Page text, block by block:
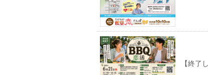
【終